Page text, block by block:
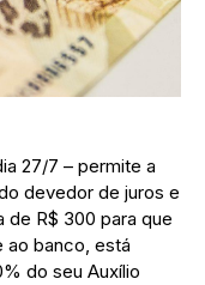
27/7 – permite a
devedor de juros e
de R$ 300 para que
ao banco, está
do seu Auxílio